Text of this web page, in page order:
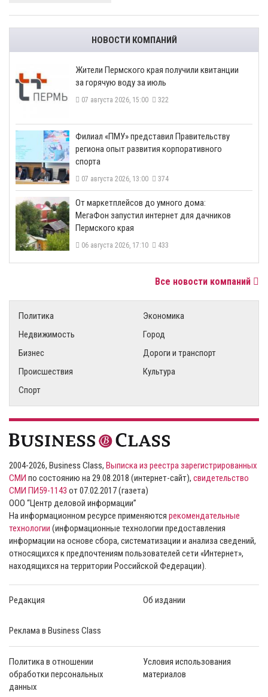
НОВОСТИ КОМПАНИЙ
​Жители Пермского края получили квитанции
за горячую воду за июль
07 августа 2026, 15:00 322
​Филиал «ПМУ» представил Правительству
региона опыт развития корпоративного
спорта
07 августа 2026, 13:00 374
От маркетплейсов до умного дома:
МегаФон запустил интернет для дачников
Пермского края
06 августа 2026, 17:10 433
Все новости компаний
Политика
Экономика
Недвижимость
Город
Бизнес
Дороги и транспорт
Происшествия
Культура
Спорт
2004-2026, Business Class, Выписка из реестра зарегистрированных
СМИ по состоянию на 29.08.2018 (интернет-сайт), свидетельство
СМИ ПИ59-1143 от 07.02.2017 (газета)
ООО “Центр деловой информации”
На информационном ресурсе применяются рекомендательные
технологии (информационные технологии предоставления
информации на основе сбора, систематизации и анализа сведений,
относящихся к предпочтениям пользователей сети «Интернет»,
находящихся на территории Российской Федерации).
Редакция Об издании
Реклама в Business Class
Политика в отношении
обработки персональных
данных
Условия использования
материалов